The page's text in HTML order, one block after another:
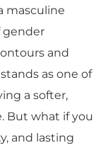
masculine
gender
and
as one of
a softer,
But what if you
and lasting